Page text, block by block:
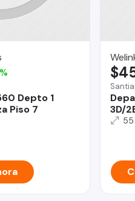
Depto 1
Piso 7
3D/